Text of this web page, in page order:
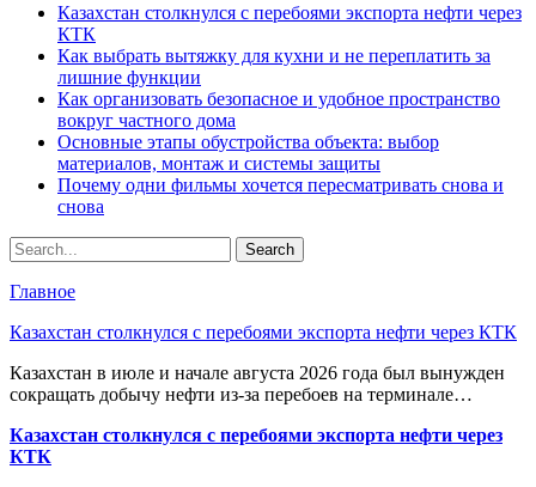
Казахстан столкнулся с перебоями экспорта нефти через
КТК
Как выбрать вытяжку для кухни и не переплатить за
лишние функции
Как организовать безопасное и удобное пространство
вокруг частного дома
Основные этапы обустройства объекта: выбор
материалов, монтаж и системы защиты
Почему одни фильмы хочется пересматривать снова и
снова
Главное
Казахстан столкнулся с перебоями экспорта нефти через КТК
Казахстан в июле и начале августа 2026 года был вынужден
сокращать добычу нефти из-за перебоев на терминале…
Казахстан столкнулся с перебоями экспорта нефти через
КТК